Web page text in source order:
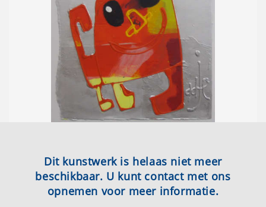
Dit kunstwerk is helaas niet meer
beschikbaar. U kunt contact met ons
opnemen voor meer informatie.